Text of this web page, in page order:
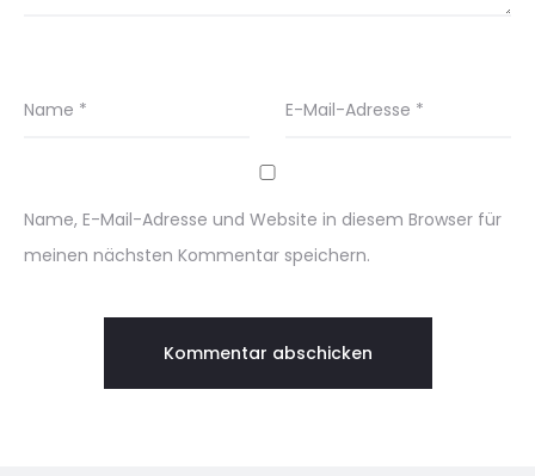
Name * E-Mail-Adresse *
Name, E-Mail-Adresse und Website in diesem Browser für
meinen nächsten Kommentar speichern.